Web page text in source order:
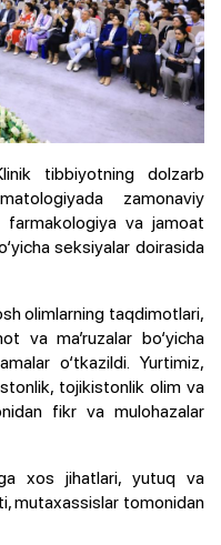
tibbiyotning dolzarb
zamonaviy
farmakologiya va jamoat
seksiyalar doirasida
olimlarning taqdimotlari,
va ma’ruzalar bo‘yicha
o‘tkazildi. Yurtimiz,
tojikistonlik olim va
fikr va mulohazalar
xos jihatlari, yutuq va
mutaxassislar tomonidan